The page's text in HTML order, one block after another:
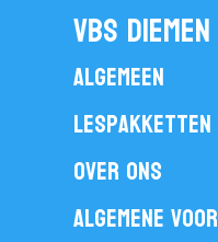
vbs diemen
Algemeen
Lespakketten
Over ons
Algemene